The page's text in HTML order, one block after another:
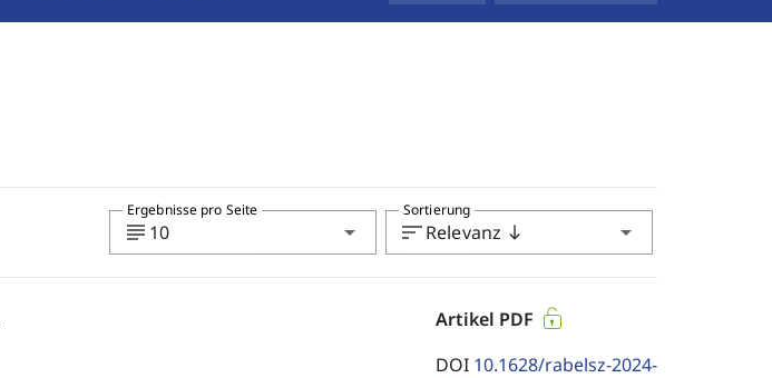
subject 10 arrow_drop_down
Ergebnisse pro Seite
sortRelevanz south arrow_drop_down
Sortierung
Artikel PDF
DOI 10.1628/rabelsz-2024-